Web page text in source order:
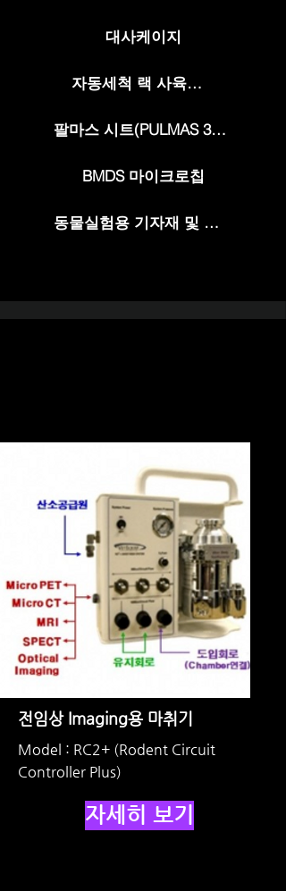
대사케이지
자동세척 랙 사육장치
팔마스 시트(PULMAS 3000)
BMDS 마이크로칩
동물실험용 기자재 및 소모품
전임상 Imaging용 마취기
Model : RC2+ (Rodent Circuit
Controller Plus)
자세히 보기